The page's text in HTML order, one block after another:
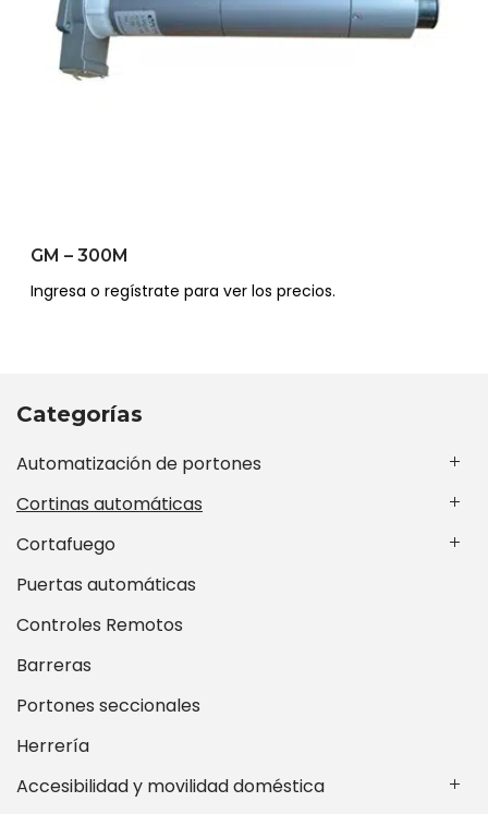
GM – 300M
Ingresa o regístrate para ver los precios.
Categorías
Automatización de portones
Cortinas automáticas
Cortafuego
Puertas automáticas
Controles Remotos
Barreras
Portones seccionales
Herrería
Accesibilidad y movilidad doméstica